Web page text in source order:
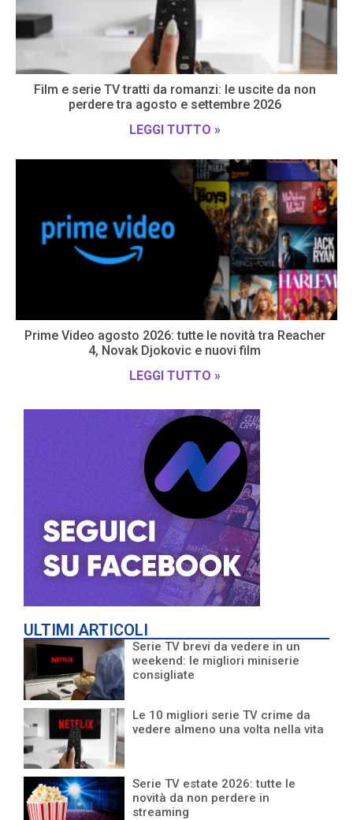
Film e serie TV tratti da romanzi: le uscite da non
perdere tra agosto e settembre 2026
LEGGI TUTTO »
Prime Video agosto 2026: tutte le novità tra Reacher
4, Novak Djokovic e nuovi film
LEGGI TUTTO »
ULTIMI ARTICOLI
Serie TV brevi da vedere in un
weekend: le migliori miniserie
consigliate
Le 10 migliori serie TV crime da
vedere almeno una volta nella vita
Serie TV estate 2026: tutte le
novità da non perdere in
streaming